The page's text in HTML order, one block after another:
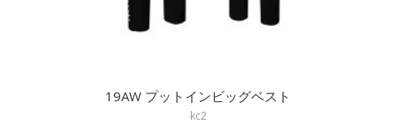
19AW プットインビッグベスト
kc2